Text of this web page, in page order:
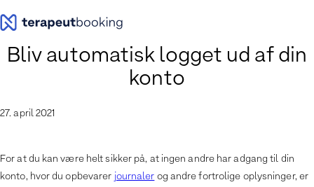
til
indhold
Bliv automatisk logget ud af din
konto
27. april 2021
For at du kan være helt sikker på, at ingen andre har adgang til din
konto, hvor du opbevarer journalerog andre fortrolige oplysninger, er